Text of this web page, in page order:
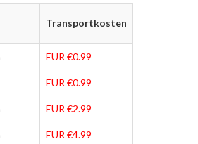
Transportkosten
EUR €0.99
EUR €0.99
EUR €2.99
EUR €4.99